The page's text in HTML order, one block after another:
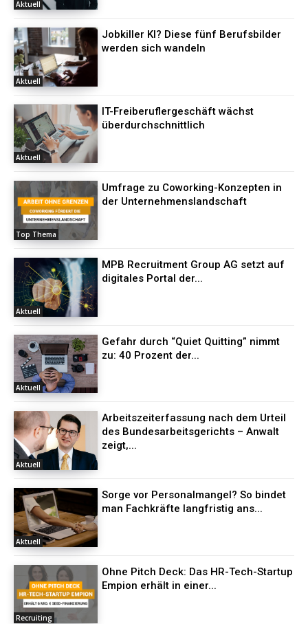
Aktuell
Aktuell
Jobkiller KI? Diese fünf Berufsbilder
werden sich wandeln
Aktuell
IT-Freiberuflergeschäft wächst
überdurchschnittlich
Top Thema
Umfrage zu Coworking-Konzepten in
der Unternehmenslandschaft
Aktuell
MPB Recruitment Group AG setzt auf
digitales Portal der...
Aktuell
Gefahr durch “Quiet Quitting” nimmt
zu: 40 Prozent der...
Aktuell
Arbeitszeiterfassung nach dem Urteil
des Bundesarbeitsgerichts – Anwalt
zeigt,...
Aktuell
Sorge vor Personalmangel? So bindet
man Fachkräfte langfristig ans...
Recruiting
Ohne Pitch Deck: Das HR-Tech-Startup
Empion erhält in einer...